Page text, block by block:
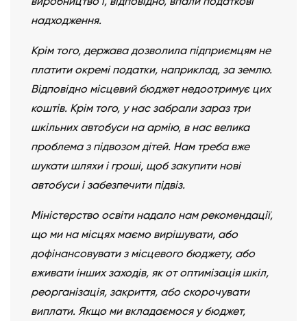
надходження.
Крім того, держава дозволила підприємцям не
платити окремі податки, наприклад, за землю.
Відповідно місцевий бюджет недоотримує цих
коштів. Крім того, у нас забрали зараз три
шкільних автобуси на армію, в нас велика
проблема з підвозом дітей. Нам треба вже
шукати шляхи і гроші, щоб закупити нові
автобуси і забезпечити підвіз.
Міністерство освіти надало нам рекомендації,
що ми на місцях маємо вирішувати, або
дофінансовувати з місцевого бюджету, або
вживати інших заходів, як от оптимізація шкіл,
реорганізація, закриття, або скорочувати
виплати. Якщо ми вкладаємося у бюджет,